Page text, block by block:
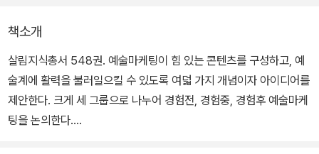
책소개
살림지식총서 548권. 예술마케팅이 힘 있는 콘텐츠를 구성하고, 예
술계에 활력을 불러일으킬 수 있도록 여덟 가지 개념이자 아이디어를
제안한다. 크게 세 그룹으로 나누어 경험전, 경험중, 경험후 예술마케
팅을 논의한다.